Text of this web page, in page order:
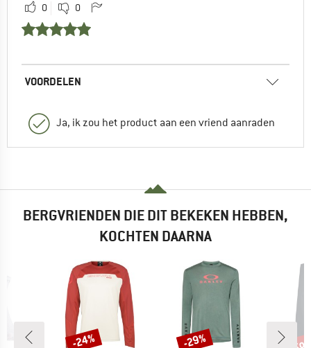
0 0
VOORDELEN
Ja, ik zou het product aan een vriend aanraden
BERGVRIENDEN DIE DIT BEKEKEN HEBBEN,
KOCHTEN DAARNA
Korting
-24% Korting
-29%